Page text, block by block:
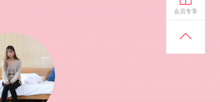
会员专享